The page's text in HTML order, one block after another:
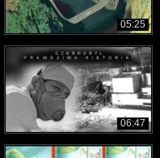
05:25
06:47